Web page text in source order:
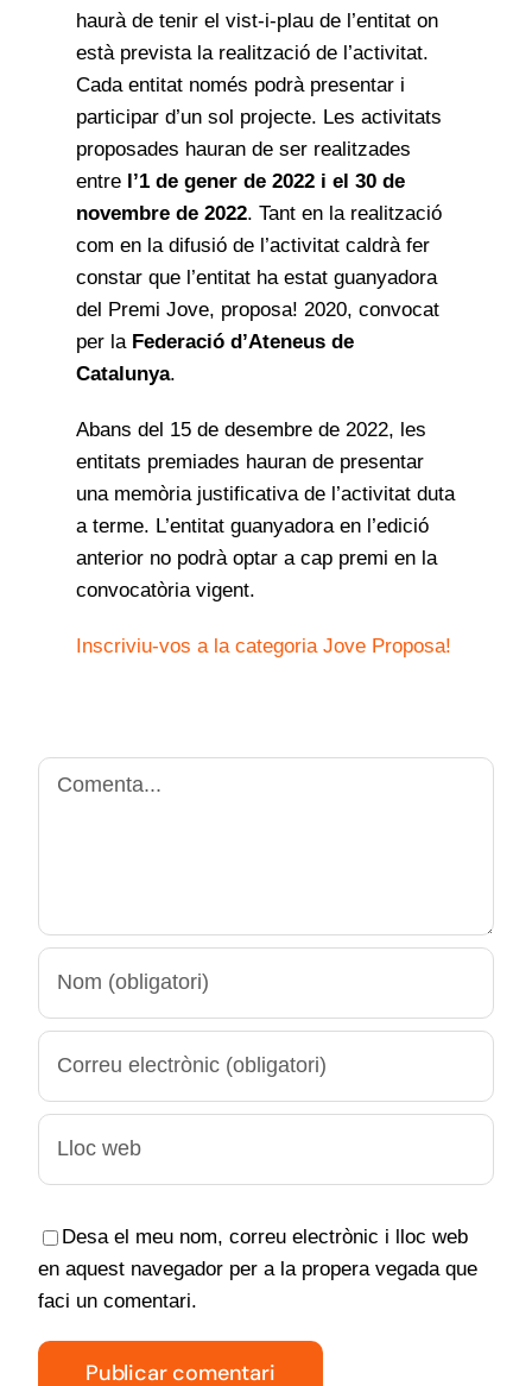
haurà de tenir el vist-i-plau de l’entitat on
està prevista la realització de l’activitat.
Cada entitat només podrà presentar i
participar d’un sol projecte. Les activitats
proposades hauran de ser realitzades
entre l’1 de gener de 2022 i el 30 de
novembre de 2022. Tant en la realització
com en la difusió de l’activitat caldrà fer
constar que l’entitat ha estat guanyadora
del Premi Jove, proposa! 2020, convocat
per la Federació d’Ateneus de
Catalunya.
Abans del 15 de desembre de 2022, les
entitats premiades hauran de presentar
una memòria justificativa de l’activitat duta
a terme. L’entitat guanyadora en l’edició
anterior no podrà optar a cap premi en la
convocatòria vigent.
Inscriviu-vos a la categoria Jove Proposa!
Comment
Desa el meu nom, correu electrònic i lloc web
en aquest navegador per a la propera vegada que
faci un comentari.